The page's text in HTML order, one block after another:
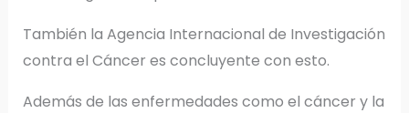
También la Agencia Internacional de Investigación
contra el Cáncer es concluyente con esto.
Además de las enfermedades como el cáncer y la